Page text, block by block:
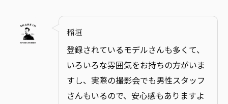
稲垣
登録されているモデルさんも多くて、
いろいろな雰囲気をお持ちの方がいま
すし、実際の撮影会でも男性スタッフ
さんもいるので、安心感もありますよ